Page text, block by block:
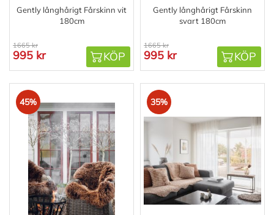
Gently långhårigt Fårskinn vit
180cm
1665 kr
995 kr KÖP
Gently långhårigt Fårskinn
svart 180cm
1665 kr
995 kr KÖP
45% 35%